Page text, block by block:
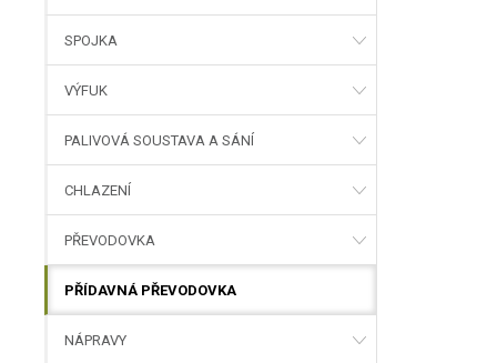
SPOJKA
VÝFUK
PALIVOVÁ SOUSTAVA A SÁNÍ
CHLAZENÍ
PŘEVODOVKA
PŘÍDAVNÁ PŘEVODOVKA
NÁPRAVY